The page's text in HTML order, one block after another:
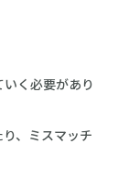
いく必要があり
、ミスマッチ